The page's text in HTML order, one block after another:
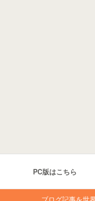
PC版はこちら
ブログ記事を世